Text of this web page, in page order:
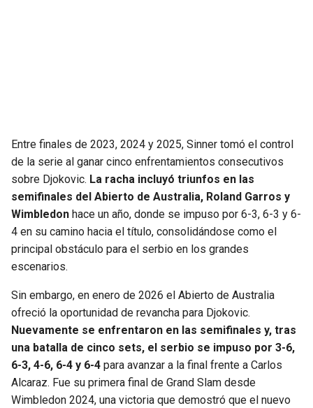
Entre finales de 2023, 2024 y 2025, Sinner tomó el control
de la serie al ganar cinco enfrentamientos consecutivos
sobre Djokovic. La racha incluyó triunfos en las
semifinales del Abierto de Australia, Roland Garros y
Wimbledon hace un año, donde se impuso por 6-3, 6-3 y 6-
4 en su camino hacia el título, consolidándose como el
principal obstáculo para el serbio en los grandes
escenarios.
Sin embargo, en enero de 2026 el Abierto de Australia
ofreció la oportunidad de revancha para Djokovic.
Nuevamente se enfrentaron en las semifinales y, tras
una batalla de cinco sets, el serbio se impuso por 3-6,
6-3, 4-6, 6-4 y 6-4 para avanzar a la final frente a Carlos
Alcaraz. Fue su primera final de Grand Slam desde
Wimbledon 2024, una victoria que demostró que el nuevo